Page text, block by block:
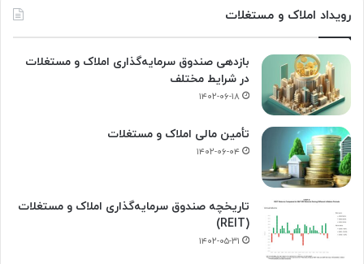
رویداد املاک و مستغلات
بازدهی صندوق سرمایه‌گذاری املاک و مستغلات
در شرایط مختلف
۱۴۰۲-۰۶-۱۸
تأمین مالی املاک و مستغلات
۱۴۰۲-۰۶-۰۴
تاریخچه صندوق سرمایه‌گذاری املاک و مستغلات
(REIT)
۱۴۰۲-۰۵-۳۱